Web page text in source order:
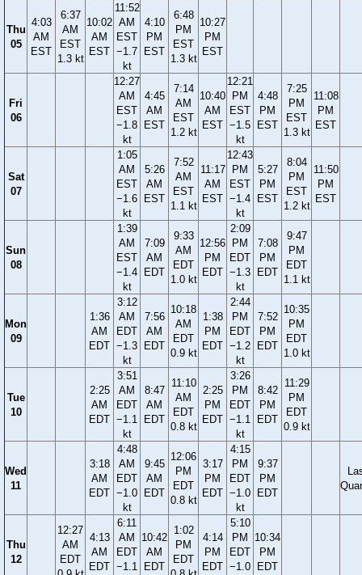
Thu
05
4:03
AM
EST
6:37
AM
EST
1.3 kt
10:02
AM
EST
11:52
AM
EST
−1.7
kt
4:10
PM
EST
6:48
PM
EST
1.3 kt
10:27
PM
EST
Fri
06
12:27
AM
EST
−1.8
kt
4:45
AM
EST
7:14
AM
EST
1.2 kt
10:40
AM
EST
12:21
PM
EST
−1.5
kt
4:48
PM
EST
7:25
PM
EST
1.3 kt
11:08
PM
EST
Sat
07
1:05
AM
EST
−1.6
kt
5:26
AM
EST
7:52
AM
EST
1.1 kt
11:17
AM
EST
12:43
PM
EST
−1.4
kt
5:27
PM
EST
8:04
PM
EST
1.2 kt
11:50
PM
EST
Sun
08
1:39
AM
EST
−1.4
kt
7:09
AM
EDT
9:33
AM
EDT
1.0 kt
12:56
PM
EDT
2:09
PM
EDT
−1.3
kt
7:08
PM
EDT
9:47
PM
EDT
1.1 kt
Mon
09
1:36
AM
EDT
3:12
AM
EDT
−1.3
kt
7:56
AM
EDT
10:18
AM
EDT
0.9 kt
1:38
PM
EDT
2:44
PM
EDT
−1.2
kt
7:52
PM
EDT
10:35
PM
EDT
1.0 kt
Tue
10
2:25
AM
EDT
3:51
AM
EDT
−1.1
kt
8:47
AM
EDT
11:10
AM
EDT
0.8 kt
2:25
PM
EDT
3:26
PM
EDT
−1.1
kt
8:42
PM
EDT
11:29
PM
EDT
0.9 kt
Wed
11
3:18
AM
EDT
4:48
AM
EDT
−1.0
kt
9:45
AM
EDT
12:06
PM
EDT
0.8 kt
3:17
PM
EDT
4:15
PM
EDT
−1.0
kt
9:37
PM
EDT
Thu
12
12:27
AM
EDT
4:13
AM
EDT
6:11
AM
EDT
−1.1
10:42
AM
EDT
1:02
PM
EDT
4:14
PM
EDT
5:10
PM
EDT
−1.0
10:34
PM
EDT